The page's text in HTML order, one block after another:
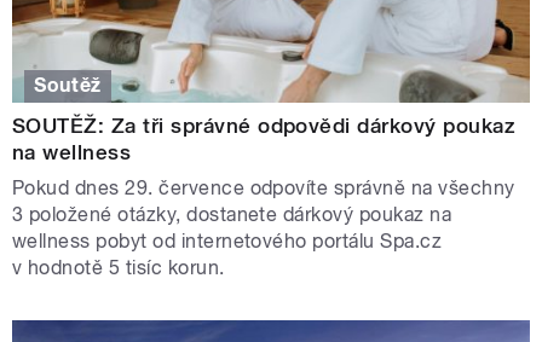
Soutěž
SOUTĚŽ: Za tři správné odpovědi dárkový poukaz
na wellness
Pokud dnes 29. července odpovíte správně na všechny
3 položené otázky, dostanete dárkový poukaz na
wellness pobyt od internetového portálu Spa.cz
v hodnotě 5 tisíc korun.